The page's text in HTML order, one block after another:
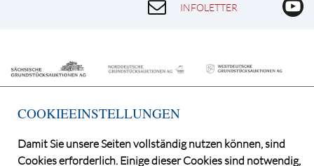
INFOLETTER
COOKIEEINSTELLUNGEN
Damit Sie unsere Seiten vollständig nutzen können, sind
Cookies erforderlich. Einige dieser Cookies sind notwendig,